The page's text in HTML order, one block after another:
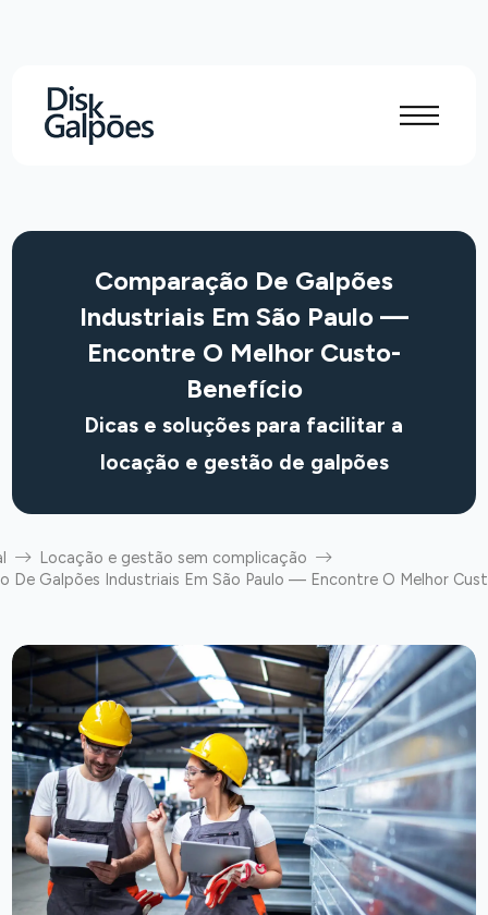
Comparação De Galpões
Industriais Em São Paulo —
Encontre O Melhor Custo-
Benefício
Dicas e soluções para facilitar a
locação e gestão de galpões
Locação e gestão sem complicação
De Galpões Industriais Em São Paulo — Encontre O Melhor